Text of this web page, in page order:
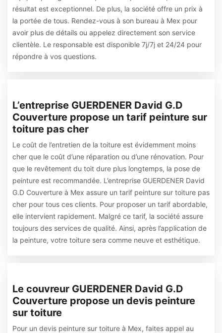
résultat est exceptionnel. De plus, la société offre un prix à
la portée de tous. Rendez-vous à son bureau à Mex pour
avoir plus de détails ou appelez directement son service
clientèle. Le responsable est disponible 7j/7j et 24/24 pour
répondre à vos questions.
L’entreprise GUERDENER David G.D
Couverture propose un tarif peinture sur
toiture pas cher
Le coût de l’entretien de la toiture est évidemment moins
cher que le coût d’une réparation ou d’une rénovation. Pour
que le revêtement du toit dure plus longtemps, la pose de
peinture est recommandée. L’entreprise GUERDENER David
G.D Couverture à Mex assure un tarif peinture sur toiture pas
cher pour tous ces clients. Pour proposer un tarif abordable,
elle intervient rapidement. Malgré ce tarif, la société assure
toujours des services de qualité. Ainsi, après l’application de
la peinture, votre toiture sera comme neuve et esthétique.
Le couvreur GUERDENER David G.D
Couverture propose un devis peinture
sur toiture
Pour un devis peinture sur toiture à Mex, faites appel au